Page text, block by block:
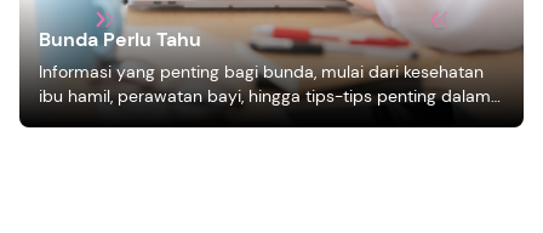
Bunda Perlu Tahu
Informasi yang penting bagi bunda, mulai dari kesehatan
ibu hamil, perawatan bayi, hingga tips-tips penting dalam
mengasuh anak